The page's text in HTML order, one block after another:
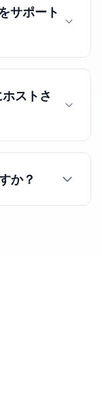
サポート
ストさ
か？